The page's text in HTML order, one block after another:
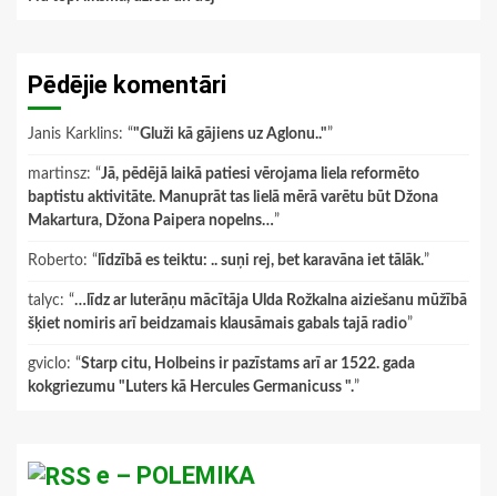
Pēdējie komentāri
Janis Karklins: “"Gluži kā gājiens uz Aglonu.."”
martinsz: “Jā, pēdējā laikā patiesi vērojama liela reformēto
baptistu aktivitāte. Manuprāt tas lielā mērā varētu būt Džona
Makartura, Džona Paipera nopelns…”
Roberto: “ līdzībā es teiktu: .. suņi rej, bet karavāna iet tālāk.”
talyc: “…līdz ar luterāņu mācītāja Ulda Rožkalna aiziešanu mūžībā
šķiet nomiris arī beidzamais klausāmais gabals tajā radio”
gviclo: “Starp citu, Holbeins ir pazīstams arī ar 1522. gada
kokgriezumu "Luters kā Hercules Germanicuss ".”
e – POLEMIKA